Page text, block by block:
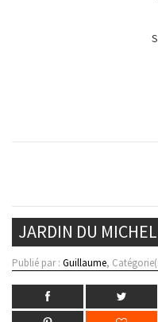
JARDIN DU
Publié par : Guillaume,